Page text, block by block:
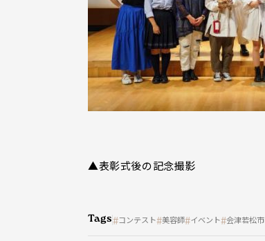
▲表彰式後の記念撮影
Tags コンテスト 美容師 イベント 会津若松市